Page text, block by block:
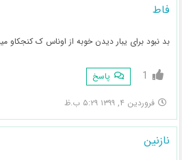
فاط
بد نبود برای یبار دیدن خوبه از اوناس ک کنجکاو
1 پاسخ
فروردین ۴, ۱۳۹۹ ۵:۲۹ ب.ظ
نازنین